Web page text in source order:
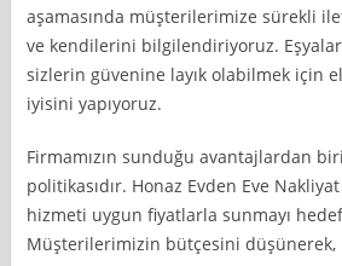
aşamasında müşterilerimize sürekli
ve kendilerini bilgilendiriyoruz.
sizlerin güvenine layık olabilmek için
iyisini yapıyoruz.
Firmamızın sunduğu avantajlardan
politikasıdır. Honaz Evden Eve
hizmeti uygun fiyatlarla sunmayı
Müşterilerimizin bütçesini düşünerek,